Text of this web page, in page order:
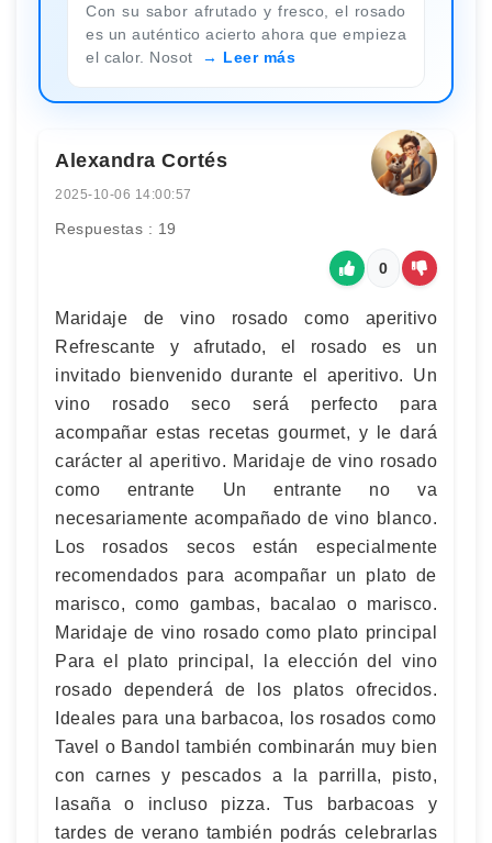
Con su sabor afrutado y fresco, el rosado
es un auténtico acierto ahora que empieza
el calor. Nosot
Leer más
Alexandra Cortés
2025-10-06 14:00:57
Respuestas : 19
0
Maridaje de vino rosado como aperitivo
Refrescante y afrutado, el rosado es un
invitado bienvenido durante el aperitivo. Un
vino rosado seco será perfecto para
acompañar estas recetas gourmet, y le dará
carácter al aperitivo. Maridaje de vino rosado
como entrante Un entrante no va
necesariamente acompañado de vino blanco.
Los rosados ​​secos están especialmente
recomendados para acompañar un plato de
marisco, como gambas, bacalao o marisco.
Maridaje de vino rosado como plato principal
Para el plato principal, la elección del vino
rosado dependerá de los platos ofrecidos.
Ideales para una barbacoa, los rosados ​​como
Tavel o Bandol también combinarán muy bien
con carnes y pescados a la parrilla, pisto,
lasaña o incluso pizza. Tus barbacoas y
tardes de verano también podrás celebrarlas